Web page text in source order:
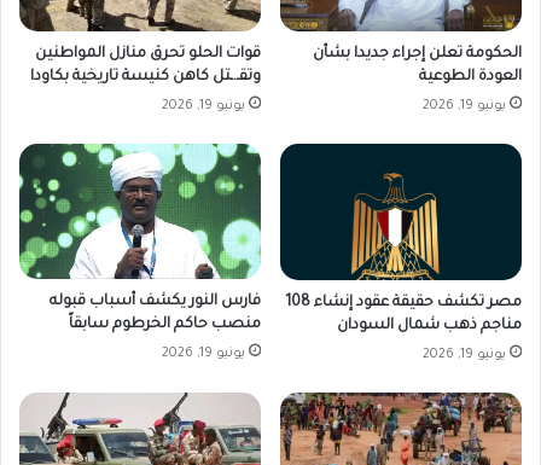
الحكومة تعلن إجراء جديدا بشأن
العودة الطوعية
يونيو 19, 2026
قوات الحلو تحرق منازل المواطنين
وتقـ.ـتل كاهن كنيسة تاريخية بكاودا
يونيو 19, 2026
مصر تكشف حقيقة عقود إنشاء 108
مناجم ذهب شمال السودان
يونيو 19, 2026
فارس النور يكشف أسباب قبوله
منصب حاكم الخرطوم سابقاً
يونيو 19, 2026